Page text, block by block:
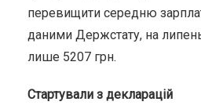
перевищити середню
даними Держстату, на
лише 5207 грн.
Стартували з декларацій